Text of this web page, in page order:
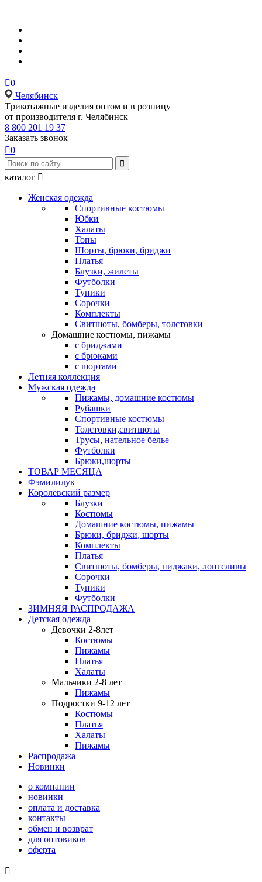
0
Челябинск
Tрикотажные изделия оптом и в розницу
от производителя г. Челябинск
8 800 201 19 37
Заказать звонок
0

каталог 
Женская одежда
Спортивные костюмы
Юбки
Халаты
Топы
Шорты, брюки, бриджи
Платья
Блузки, жилеты
Футболки
Туники
Сорочки
Комплекты
Свитшоты, бомберы, толстовки
Домашние костюмы, пижамы
с бриджами
с брюками
с шортами
Летняя коллекция
Мужская одежда
Пижамы, домашние костюмы
Рубашки
Спортивные костюмы
Толстовки,свитшоты
Трусы, нательное белье
Футболки
Брюки,шорты
ТОВАР МЕСЯЦА
Фэмилилук
Королевский размер
Блузки
Костюмы
Домашние костюмы, пижамы
Брюки, бриджи, шорты
Комплекты
Платья
Свитшоты, бомберы, пиджаки, лонгсливы
Сорочки
Туники
Футболки
ЗИМНЯЯ РАСПРОДАЖА
Детская одежда
Девочки 2-8лет
Костюмы
Пижамы
Платья
Халаты
Мальчики 2-8 лет
Пижамы
Подростки 9-12 лет
Костюмы
Платья
Халаты
Пижамы
Распродажа
Новинки
о компании
новинки
оплата и доставка
контакты
обмен и возврат
для оптовиков
оферта
